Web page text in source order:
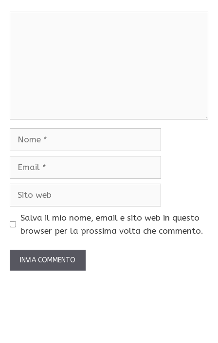
Salva il mio nome, email e sito web in questo
browser per la prossima volta che commento.